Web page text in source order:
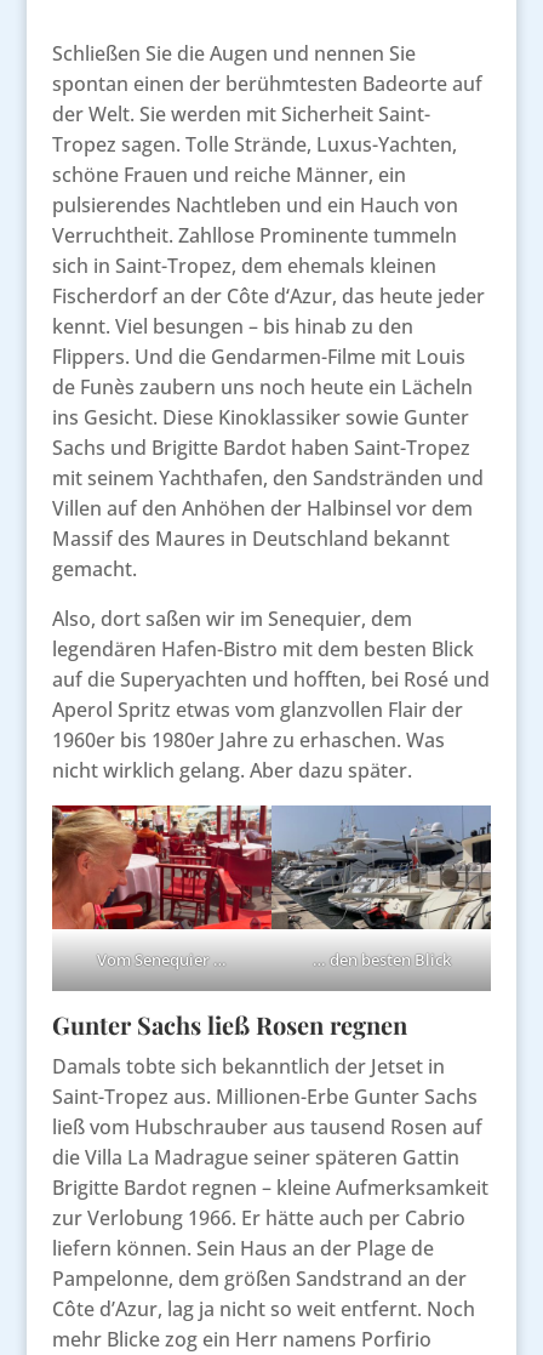
Schließen Sie die Augen und nennen Sie
spontan einen der berühmtesten Badeorte auf
der Welt. Sie werden mit Sicherheit Saint-
Tropez sagen. Tolle Strände, Luxus-Yachten,
schöne Frauen und reiche Männer, ein
pulsierendes Nachtleben und ein Hauch von
Verruchtheit. Zahllose Prominente tummeln
sich in Saint-Tropez, dem ehemals kleinen
Fischerdorf an der Côte d‘Azur, das heute jeder
kennt. Viel besungen – bis hinab zu den
Flippers. Und die Gendarmen-Filme mit Louis
de Funès zaubern uns noch heute ein Lächeln
ins Gesicht. Diese Kinoklassiker sowie Gunter
Sachs und Brigitte Bardot haben Saint-Tropez
mit seinem Yachthafen, den Sandstränden und
Villen auf den Anhöhen der Halbinsel vor dem
Massif des Maures in Deutschland bekannt
gemacht.
Also, dort saßen wir im Senequier, dem
legendären Hafen-Bistro mit dem besten Blick
auf die Superyachten und hofften, bei Rosé und
Aperol Spritz etwas vom glanzvollen Flair der
1960er bis 1980er Jahre zu erhaschen. Was
nicht wirklich gelang. Aber dazu später.
Vom Senequier … … den besten Blick
Gunter Sachs ließ Rosen regnen
Damals tobte sich bekanntlich der Jetset in
Saint-Tropez aus. Millionen-Erbe Gunter Sachs
ließ vom Hubschrauber aus tausend Rosen auf
die Villa La Madrague seiner späteren Gattin
Brigitte Bardot regnen – kleine Aufmerksamkeit
zur Verlobung 1966. Er hätte auch per Cabrio
liefern können. Sein Haus an der Plage de
Pampelonne, dem größen Sandstrand an der
Côte d’Azur, lag ja nicht so weit entfernt. Noch
mehr Blicke zog ein Herr namens Porfirio